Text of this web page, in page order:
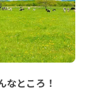
ところ！